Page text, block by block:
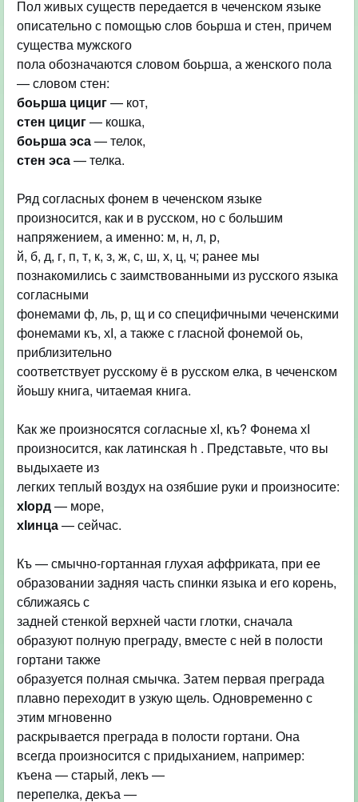
Пол живых существ передается в чеченском языке
описательно с помощью слов боьрша и стен, причем
существа мужского
пола обозначаются словом боьрша, а женского пола
боьрша цициг
стен цициг
боьрша эса
стен эса— телка.
Ряд согласных фонем в чеченском языке
произносится, как и в русском, но с большим
напряжением, а именно: м, н, л, р,
й, б, д, г, п, т, к, з, ж, с, ш, х, ц, ч; ранее мы
познакомились с заимствованными из русского языка
согласными
фонемами ф, ль, р, щ и со специфичными чеченскими
фонемами къ, хІ, а также с гласной фонемой оь,
приблизительно
соответствует русскому ё в русском елка, в чеченском
йоьшу книга, читаемая книга.
Как же произносятся согласные хІ, къ? Фонема хІ
произносится, как латинская h . Представьте, что вы
выдыхаете из
хІорд
хІинца— сейчас.
Къ — смычно-гортанная глухая аффриката, при ее
образовании задняя часть спинки языка и его корень,
сближаясь с
задней стенкой верхней части глотки, сначала
образуют полную преграду, вместе с ней в полости
гортани также
образуется полная смычка. Затем первая преграда
плавно переходит в узкую щель. Одновременно с
этим мгновенно
раскрывается преграда в полости гортани. Она
всегда произносится с придыханием, например:
къена — старый, лекъ —
перепелка, декъа —